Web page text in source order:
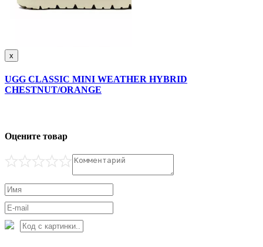
x
UGG CLASSIC MINI WEATHER HYBRID
CHESTNUT/ORANGE
Оцените товар